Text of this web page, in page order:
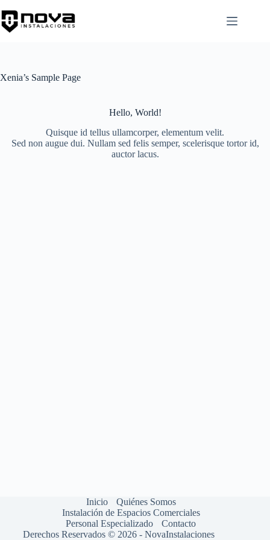
to
content
Xenia’s Sample Page
Hello, World!
Quisque id tellus ullamcorper, elementum velit.
Sed non augue dui. Nullam sed felis semper, scelerisque tortor id,
auctor lacus.
Inicio
Quiénes Somos
Instalación de Espacios Comerciales
Personal Especializado
Contacto
Derechos Reservados © 2026 - NovaInstalaciones